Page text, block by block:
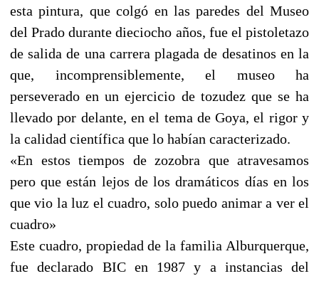
esta pintura, que colgó en las paredes del Museo
del Prado durante dieciocho años, fue el pistoletazo
de salida de una carrera plagada de desatinos en la
que, incomprensiblemente, el museo ha
perseverado en un ejercicio de tozudez que se ha
llevado por delante, en el tema de Goya, el rigor y
la calidad científica que lo habían caracterizado.
«En estos tiempos de zozobra que atravesamos
pero que están lejos de los dramáticos días en los
que vio la luz el cuadro, solo puedo animar a ver el
cuadro»
Este cuadro, propiedad de la familia Alburquerque,
fue declarado BIC en 1987 y a instancias del